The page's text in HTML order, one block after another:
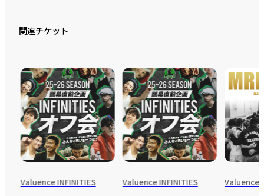
関連チケット
Valuence INFINITIES Valuence INFINITIES Valuence